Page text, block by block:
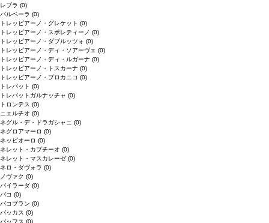
レブラ (0)
バルベーラ (0)
トレッビアーノ・グレケット (0)
トレッビアーノ・スポレティーノ (0)
トレッビアーノ・ダブルッツォ (0)
トレッビアーノ・ディ・ソアーヴェ (0)
トレッビアーノ・ディ・ルガーナ (0)
トレッビアーノ・トスカーナ (0)
トレッビアーノ・プロカニコ (0)
トレパット (0)
トレパットガルナッチャ (0)
トロンテス (0)
ニエルチオ (0)
ネグル・デ・ドラガシャニ (0)
ネグロアマーロ (0)
ネッビオーロ (0)
ネレット・カプチーオ (0)
ネレット・マスカレーゼ (0)
ネロ・ダヴォラ (0)
ノヴァク (0)
バイラーダ (0)
バコ (0)
バコブラン (0)
バッカス (0)
バッフス (0)